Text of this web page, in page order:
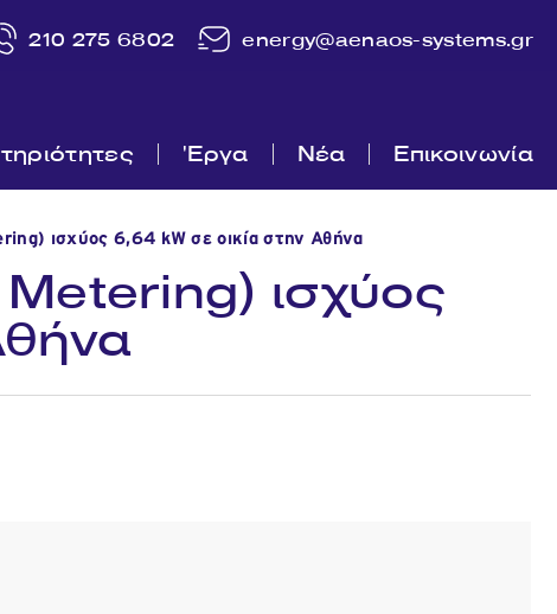
210 275 6802 energy@aenaos-systems.gr
'Εργα Νέα Επικοινωνία
ισχύος 6,64 kW σε οικία στην Αθήνα
ισχύος